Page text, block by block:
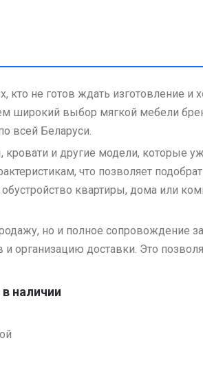
не готов ждать изготовление и
широкий выбор мягкой мебели
всей Беларуси.
и другие модели, которые
что позволяет
квартиры, дома или
но и полное сопровождение
организацию доставки. Это
наличии